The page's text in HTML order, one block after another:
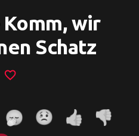
Komm, wir
Schatz
favorite_border